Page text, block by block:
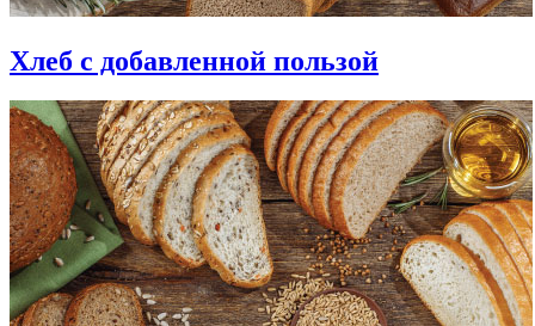
Хлеб с добавленной пользой